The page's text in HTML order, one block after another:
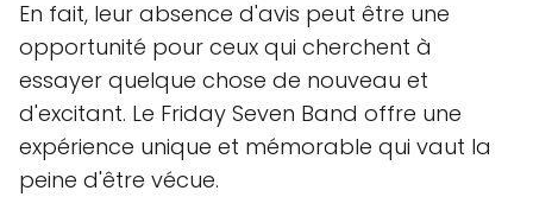
En fait, leur absence d'avis peut être une
opportunité pour ceux qui cherchent à
essayer quelque chose de nouveau et
d'excitant. Le Friday Seven Band offre une
expérience unique et mémorable qui vaut la
peine d'être vécue.